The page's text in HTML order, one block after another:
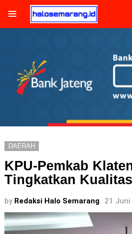
DAERAH
KPU-Pemkab
Tingkatkan
by Redaksi Halo Semarang 21